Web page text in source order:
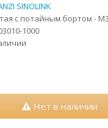
SINOLINK
с потайным бортом -
1000
Нет в наличии